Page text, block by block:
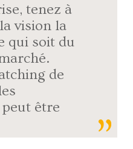
tenez à
vision la
qui soit du
de
être